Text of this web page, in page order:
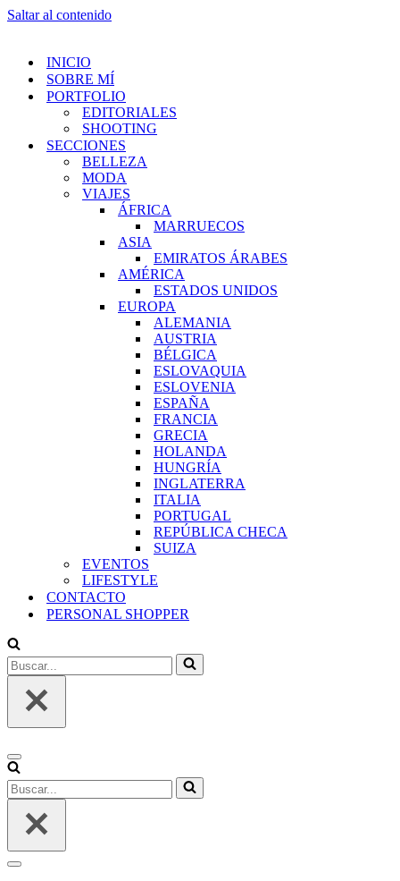
Saltar al contenido
INICIO
SOBRE MÍ
PORTFOLIO
EDITORIALES
SHOOTING
SECCIONES
BELLEZA
MODA
VIAJES
ÁFRICA
MARRUECOS
ASIA
EMIRATOS ÁRABES
AMÉRICA
ESTADOS UNIDOS
EUROPA
ALEMANIA
AUSTRIA
BÉLGICA
ESLOVAQUIA
ESLOVENIA
ESPAÑA
FRANCIA
GRECIA
HOLANDA
HUNGRÍA
INGLATERRA
ITALIA
PORTUGAL
REPÚBLICA CHECA
SUIZA
EVENTOS
LIFESTYLE
CONTACTO
PERSONAL SHOPPER
Buscar...
Menú
de
navegación
Buscar...
Menú